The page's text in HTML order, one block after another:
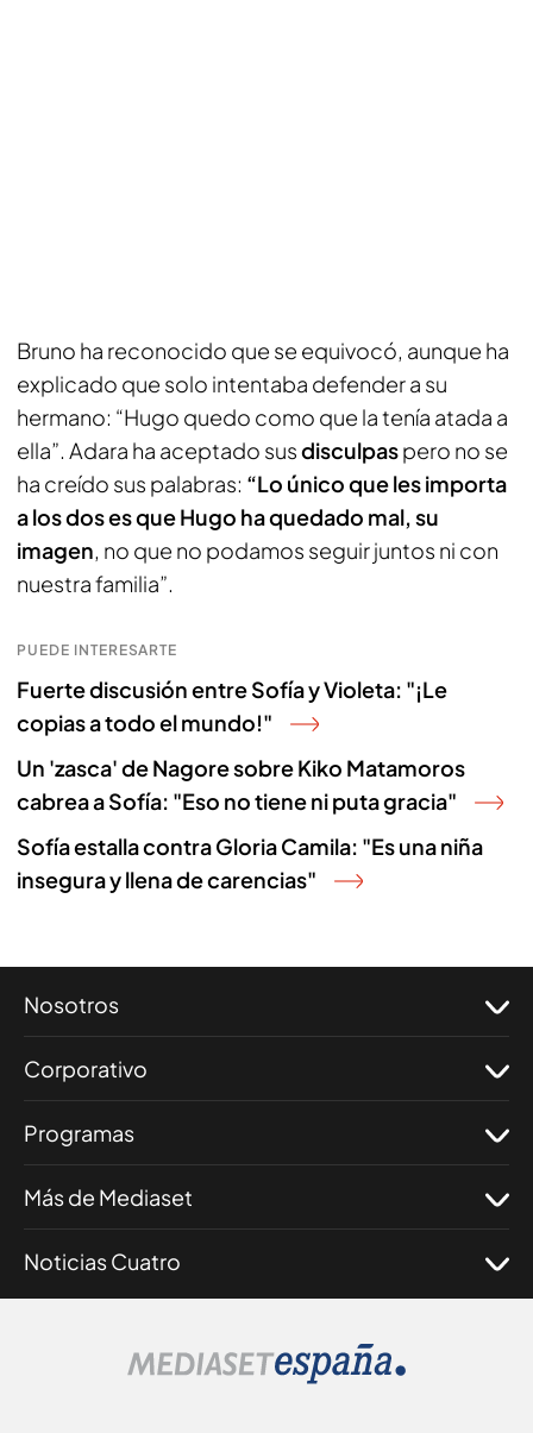
Bruno ha reconocido que se equivocó, aunque ha
explicado que solo intentaba defender a su
hermano: “Hugo quedo como que la tenía atada a
ella”. Adara ha aceptado susdisculpaspero no se
ha creído sus palabras: “Lo único que les importa
a los dos es que Hugo ha quedado mal, su
imagen, no que no podamos seguir juntos ni con
nuestra familia”.
PUEDE INTERESARTE
Fuerte discusión entre Sofía y Violeta: "¡Le
copias a todo el mundo!"
Un 'zasca' de Nagore sobre Kiko Matamoros
cabrea a Sofía: "Eso no tiene ni puta gracia"
Sofía estalla contra Gloria Camila: "Es una niña
insegura y llena de carencias"
Nosotros
Corporativo
Programas
Más de Mediaset
Noticias Cuatro